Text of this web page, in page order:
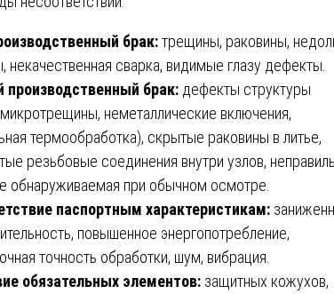
брак:трещины, раковины,
некачественная сварка, видимые глазу дефекты.
брак: дефекты структуры
неметаллические включения,
термообработка), скрытые раковины в литье,
резьбовые соединения внутри узлов,
обнаруживаемая при обычном осмотре.
паспортным характеристикам:
повышенное энергопотребление,
точность обработки, шум, вибрация.
обязательных элементов: защитных кожухов,